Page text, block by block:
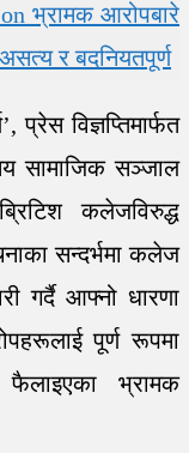
on भ्रामक आरोपबारे
र बदनियतपूर्ण
विज्ञप्तिमार्फत
सामाजिक सञ्जाल
कलेजविरुद्ध
सन्दर्भमा कलेज
गर्दै आफ्नो धारणा
पूर्ण रूपमा
भ्रामक